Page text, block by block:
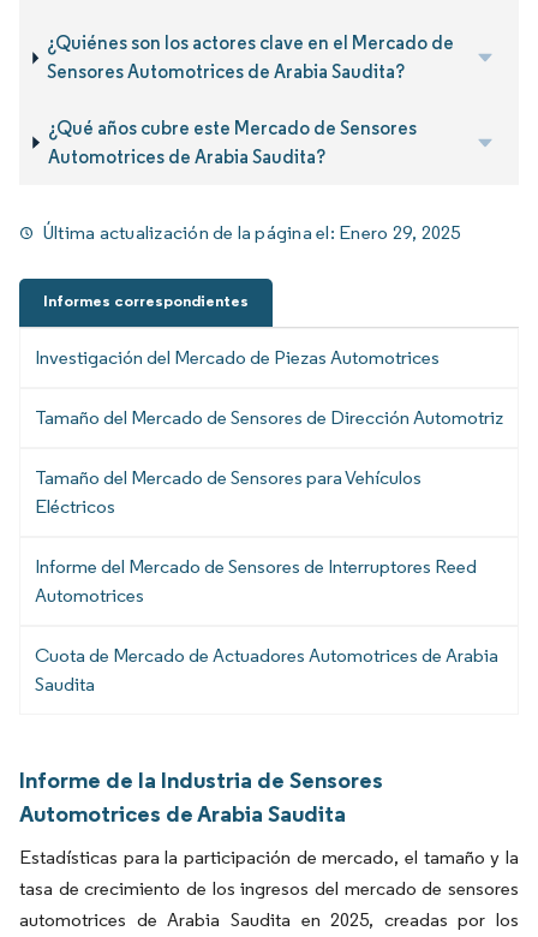
¿Quiénes son los actores clave en el Mercado de
Sensores Automotrices de Arabia Saudita?
¿Qué años cubre este Mercado de Sensores
Automotrices de Arabia Saudita?
Última actualización de la página el: Enero 29, 2025
Informes correspondientes
Investigación del Mercado de Piezas Automotrices
Tamaño del Mercado de Sensores de Dirección Automotriz
Tamaño del Mercado de Sensores para Vehículos
Eléctricos
Informe del Mercado de Sensores de Interruptores Reed
Automotrices
Cuota de Mercado de Actuadores Automotrices de Arabia
Saudita
Informe de la Industria de Sensores
Automotrices de Arabia Saudita
Estadísticas para la participación de mercado, el tamaño y la
tasa de crecimiento de los ingresos del mercado de sensores
automotrices de Arabia Saudita en 2025, creadas por los